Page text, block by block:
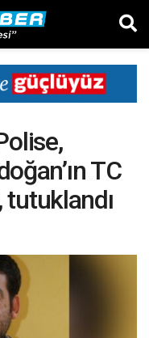
TC
tutuklandı